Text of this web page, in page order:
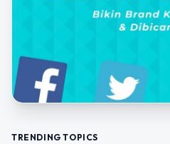
TRENDING TOPICS